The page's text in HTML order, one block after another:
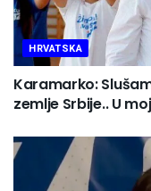
HRVATSKA
Karamarko:
zemlje Srbije.. U